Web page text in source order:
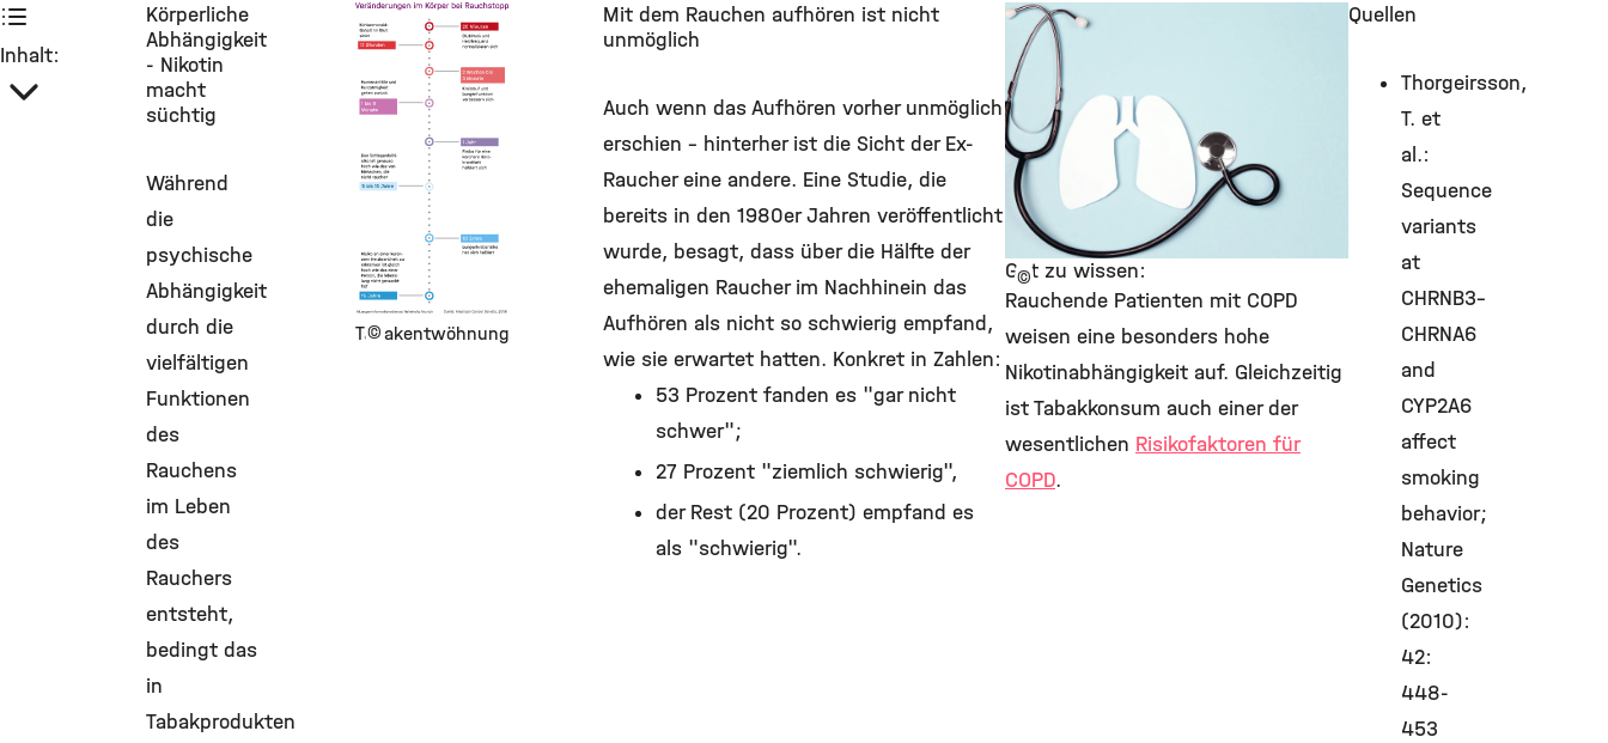
Inhalt:
Körperliche
Abhängigkeit
- Nikotin
macht
süchtig
Während
die
psychische
Abhängigkeit
durch die
vielfältigen
Funktionen
des
Rauchens
im Leben
des
Rauchers
entsteht,
bedingt das
in
Tabakprodukten
©
Tabakentwöhnung
Mit dem Rauchen aufhören ist nicht
unmöglich
Auch wenn das Aufhören vorher unmöglich
erschien - hinterher ist die Sicht der Ex-
Raucher eine andere. Eine Studie, die
bereits in den 1980er Jahren veröffentlicht
wurde, besagt, dass über die Hälfte der
ehemaligen Raucher im Nachhinein das
Aufhören als nicht so schwierig empfand,
wie sie erwartet hatten. Konkret in Zahlen:
53 Prozent fanden es "gar nicht
schwer";
27 Prozent "ziemlich schwierig",
der Rest (20 Prozent) empfand es
als "schwierig".
Gut zu wissen:
Rauchende Patienten mit COPD
weisen eine besonders hohe
Nikotinabhängigkeit auf. Gleichzeitig
ist Tabakkonsum auch einer der
wesentlichen Risikofaktoren für
COPD.
©
Quellen
Thorgeirsson,
T. et
al.:
Sequence
variants
at
CHRNB3–
CHRNA6
and
CYP2A6
affect
smoking
behavior;
Nature
Genetics
(2010):
42:
448-
453